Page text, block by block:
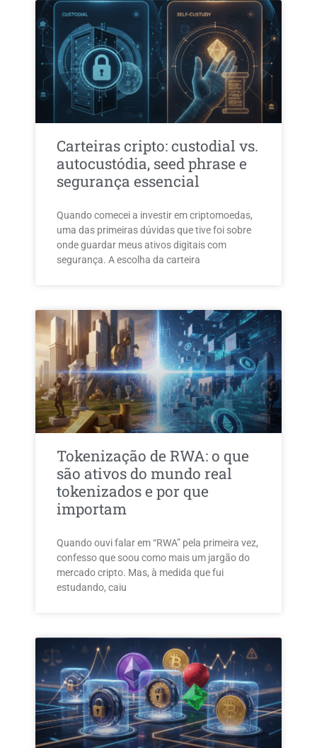
Carteiras cripto: custodial vs.
autocustódia, seed phrase e
segurança essencial
Quando comecei a investir em criptomoedas,
uma das primeiras dúvidas que tive foi sobre
onde guardar meus ativos digitais com
segurança. A escolha da carteira
Tokenização de RWA: o que
são ativos do mundo real
tokenizados e por que
importam
Quando ouvi falar em “RWA” pela primeira vez,
confesso que soou como mais um jargão do
mercado cripto. Mas, à medida que fui
estudando, caiu